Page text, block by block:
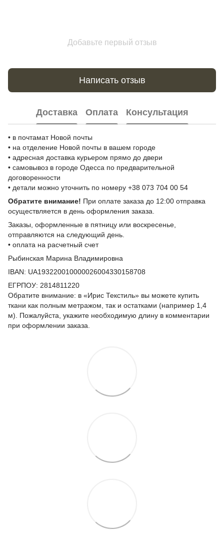
Добавьте первый отзыв
Написать отзыв
Доставка Оплата Консультация
• в почтамат Новой почты
• на отделение Новой почты в вашем городе
• адресная доставка курьером прямо до двери
• самовывоз в городе Одесса по предварительной
договоренности
• детали можно уточнить по номеру +38 073 704 00 54
Обратите внимание! При оплате заказа до 12:00 отправка
осуществляется в день оформления заказа.
Заказы, оформленные в пятницу или воскресенье,
отправляются на следующий день.
• оплата на расчетный счет
Рыбинская Марина Владимировна
IBAN: UA193220010000026004330158708
ЕГРПОУ: 2814811220
Обратите внимание: в «Ирис Текстиль» вы можете купить
ткани как полным метражом, так и остатками (например 1,4
м). Пожалуйста, укажите необходимую длину в комментарии
при оформлении заказа.